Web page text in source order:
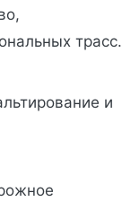
трасс.
и